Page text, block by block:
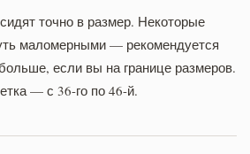
точно в размер. Некоторые
маломерными — рекомендуется
если вы на границе размеров.
— с 36-го по 46-й.